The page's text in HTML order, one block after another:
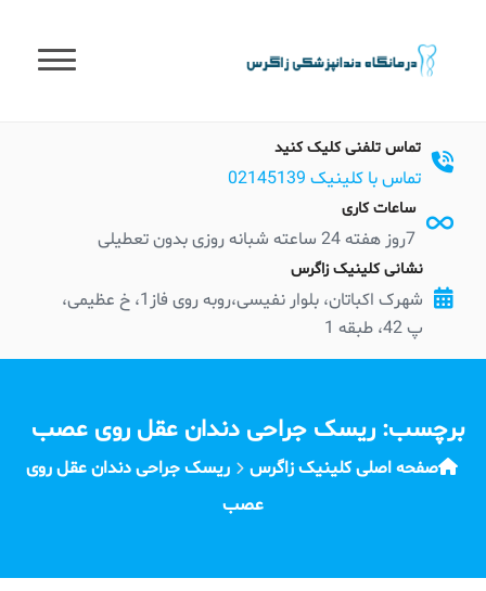
content
تماس تلفنی کلیک کنید
تماس با کلینیک 02145139
ساعات کاری
7روز هفته 24 ساعته شبانه روزی بدون تعطیلی
نشانی کلینیک زاگرس
شهرک اکباتان، بلوار نفیسی،روبه روی فاز1، خ عظیمی،
پ 42، طبقه 1
برچسب: ریسک جراحی دندان عقل روی عصب
صفحه اصلی کلینیک زاگرس
ریسک جراحی دندان عقل روی
عصب